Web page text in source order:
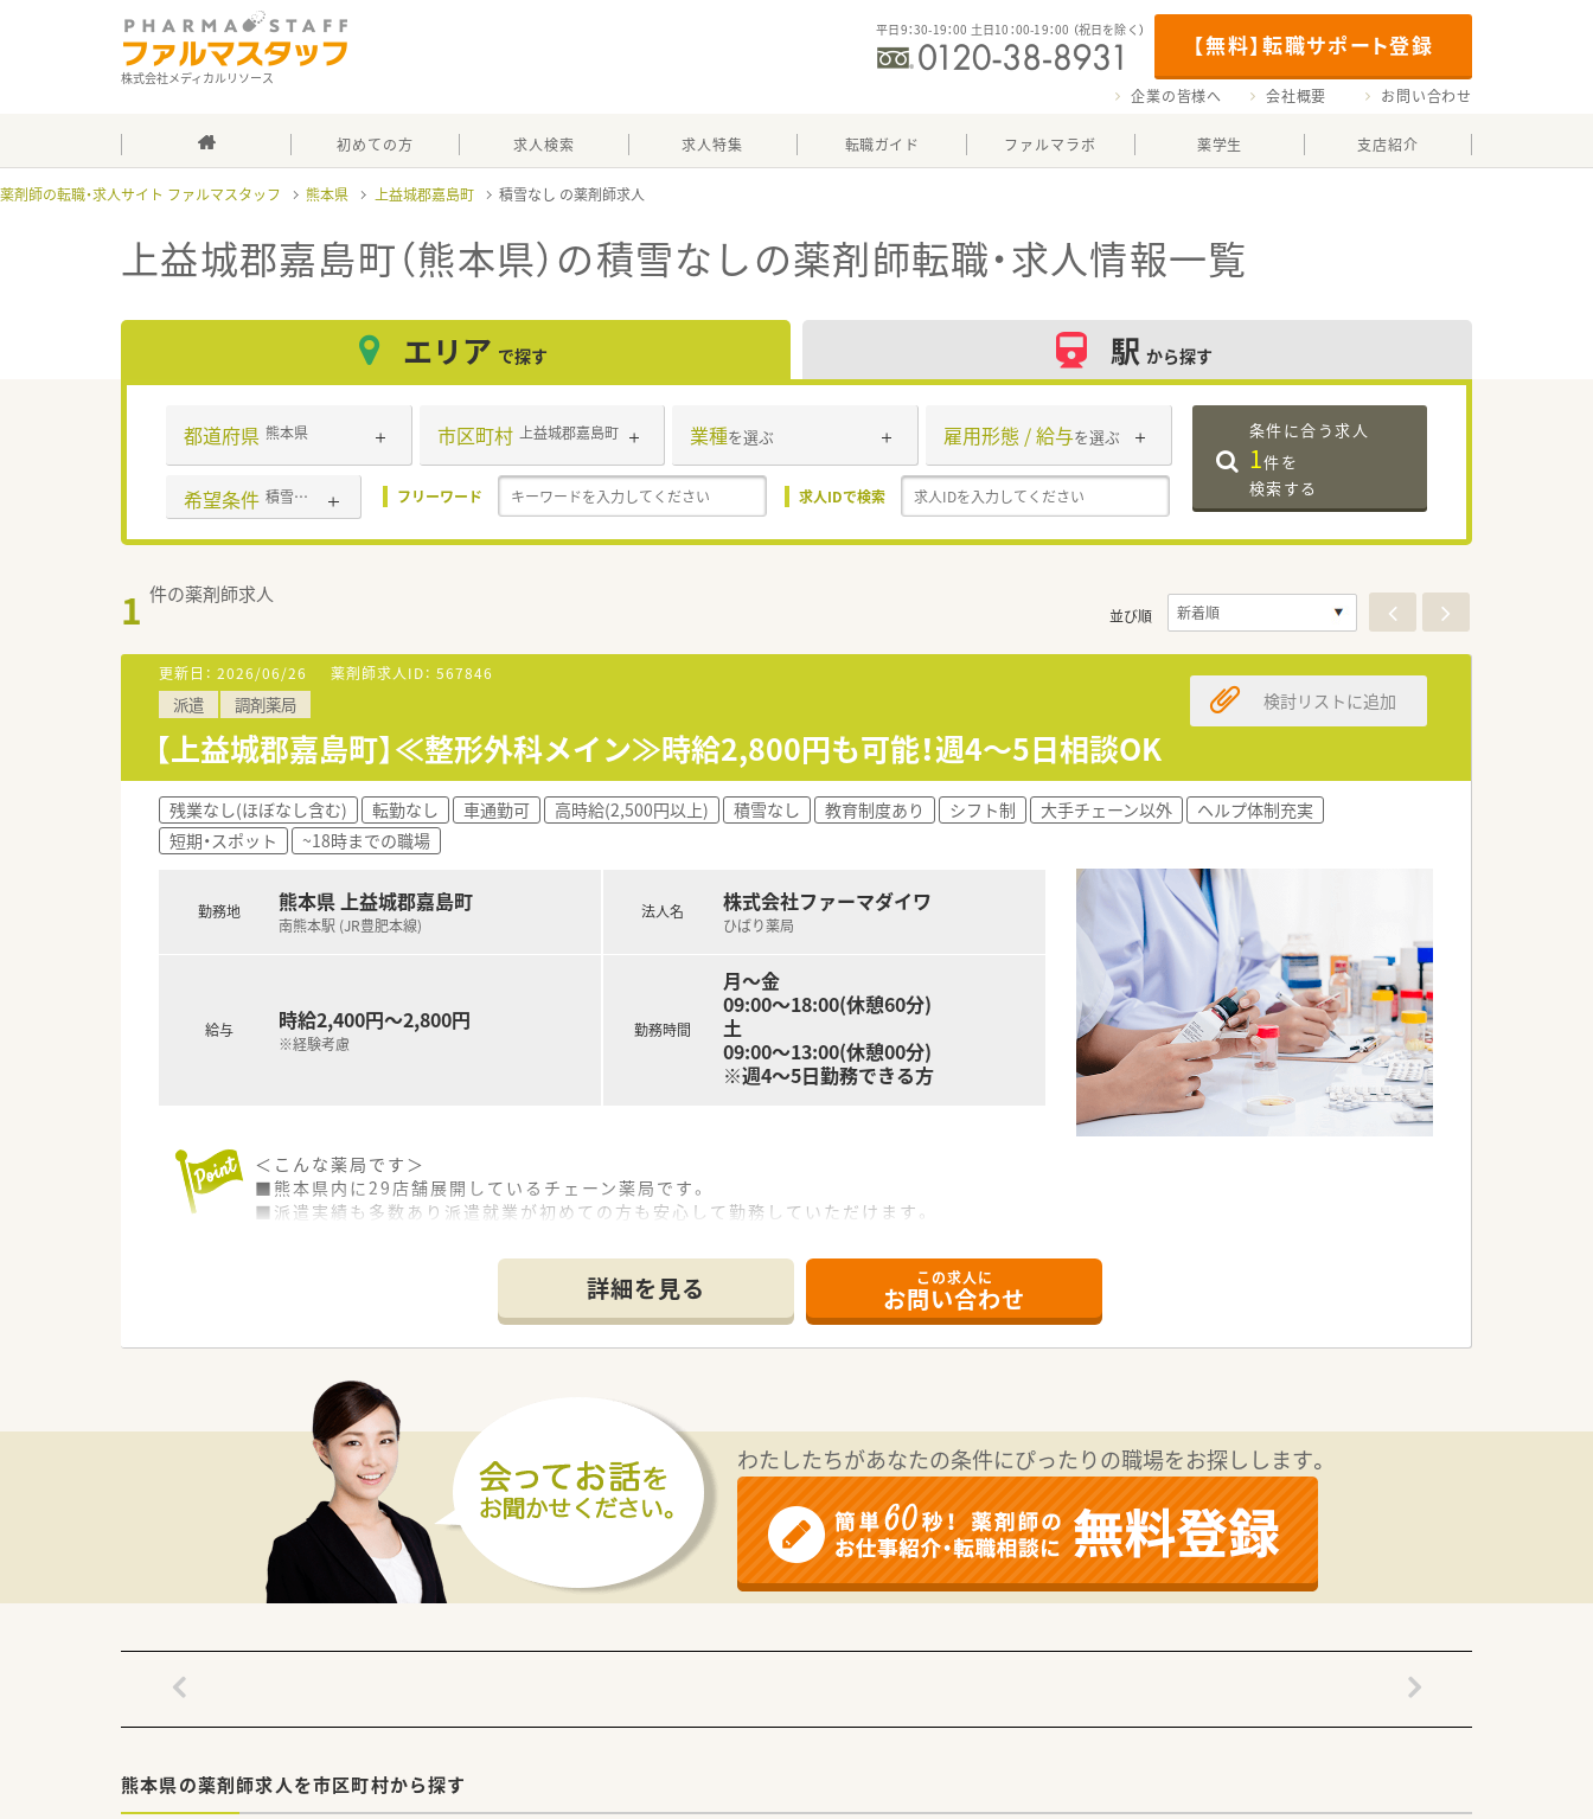
株式会社メディカルリソース
【無料】転職サポート登録
平日9：30-19：00 土日10：00-19：00 （祝日を除く）
企業の皆様へ 会社概要 お問い合わせ
初めての方 求人検索 求人特集 転職ガイド ファルマラボ 薬学生 支店紹介
薬剤師の転職・求人サイト ファルマスタッフ 熊本県 上益城郡嘉島町 積雪なし
上益城郡嘉島町（熊本県）の積雪なしの薬剤師転職・求人情報一覧
エリア で探す 駅 から探す
都道府県 熊本県 市区町村 上益城郡嘉島町 業種を選ぶ 雇用形態 / 給与を選ぶ
希望条件 積雪なし フリーワード 求人IDで検索
条件に合う求人
1件を
検索する
1 件の薬剤師求人
並び順
更新日： 2026/06/26 薬剤師求人ID： 567846
派遣 調剤薬局
【上益城郡嘉島町】≪整形外科メイン≫時給2,800円も可能！週4～5日相談OK
検討リストに追加
残業なし(ほぼなし含む) 転勤なし 車通勤可 高時給(2,500円以上) 積雪なし 教育制度あり シフト制 大手チェーン以外
ヘルプ体制充実
短期・スポット
~18時までの職場
勤務地 熊本県 上益城郡嘉島町
南熊本駅 (JR豊肥本線)
給与 時給2,400円～2,800円
※経験考慮
法人名 株式会社ファーマダイワ
ひばり薬局
勤務時間
月～金
09:00～18:00(休憩60分)
土
09:00～13:00(休憩00分)
※週4～5日勤務できる方
＜こんな薬局です＞
■熊本県内に29店舗展開しているチェーン薬局です。
■派遣実績も多数あり派遣就業が初めての方も安心して勤務していただけます。
弊社の社員として期間を区切ってお仕事をして頂くシステムです。
長期でも短期でも、ご希望に合わせてお仕事をして頂く事が可能です。
◆こんな方に人気・オススメ
・転職活動中にブランクを空けたくない方
・様々な薬局で経験を積みたい方
・将来的に独立を検討している方
・転居や留学の予定があり、期間を区切って働きたい方
・旅行や趣味の時間等ライフスタイルに合わせて休みを調整したい方
・高時給で効率的に働きたい方
◆派遣の魅力
・交通費は実費分支給
弊社は優良派遣事業者として厚生労働省より認定を受けていますので、
詳細を見る この求人に
お問い合わせ
わたしたちがあなたの条件にぴったりの職場をお探しします。
熊本県の薬剤師求人を市区町村から探す